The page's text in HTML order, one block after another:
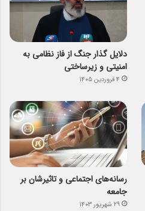
دلایل گذار جنگ از فاز نظامی به
امنیتی و زیرساختی
۴ فروردین ۱۴۰۵
رسانه‌های اجتماعی و تاثیرشان بر
جامعه
۲۹ شهریور ۱۴۰۳